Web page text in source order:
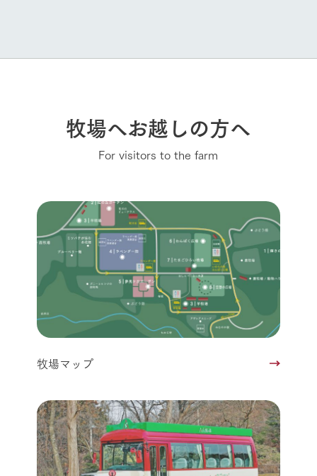
牧場へお越しの方へ
For visitors to the farm
牧場マップ